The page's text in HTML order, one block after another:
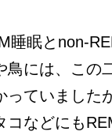
睡眠とnon-
鳥には、この
っていました
コなどにも